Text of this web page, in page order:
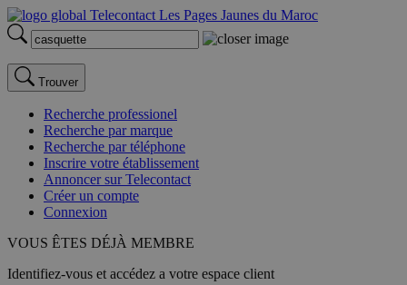
Trouver
Recherche professionel
Recherche par marque
Recherche par téléphone
Inscrire votre établissement
Annoncer sur Telecontact
Créer un compte
Connexion
VOUS ÊTES DÉJÀ MEMBRE
Identifiez-vous et accédez a votre espace client